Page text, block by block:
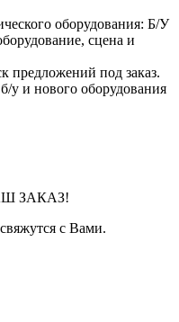
оборудования: Б/У
сцена и
предложений под заказ.
у и нового оборудования
ЗАКАЗ!
с Вами.